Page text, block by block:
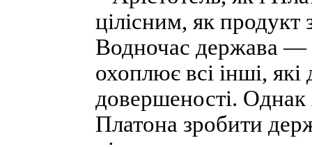
цілісним, як продукт
Водночас держава —
охоплює всі інші,
довершеності. Однак
Платона зробити